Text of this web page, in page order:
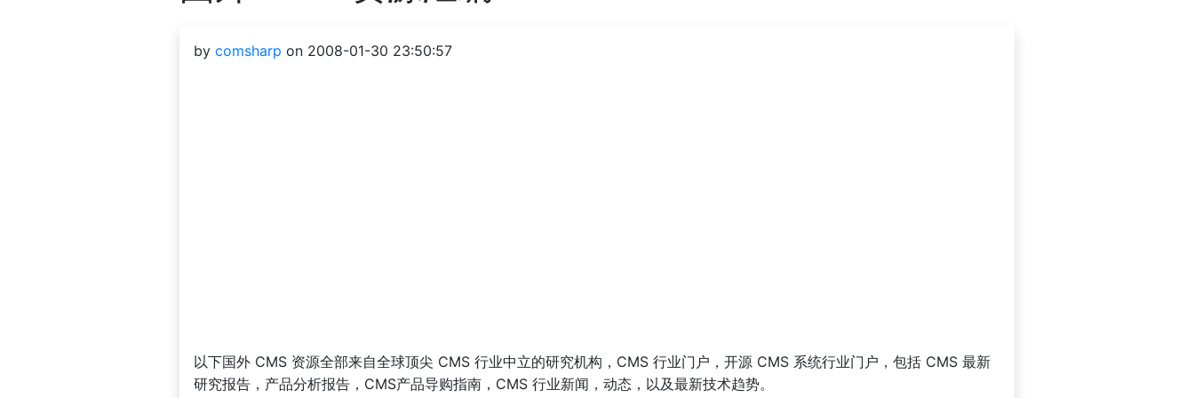
by comsharp on 2008-01-30 23:50:57
以下国外 CMS 资源全部来自全球顶尖 CMS 行业中立的研究机构，CMS 行业门户，开源 CMS 系统行业门户，包括 CMS 最新
研究报告，产品分析报告，CMS产品导购指南，CMS 行业新闻，动态，以及最新技术趋势。